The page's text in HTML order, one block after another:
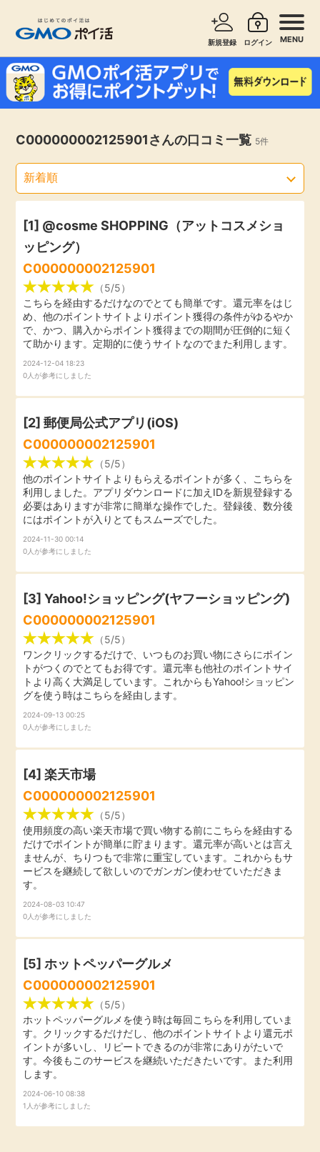
新規登録 ログイン MENU
お知らせ
新着
高還元
無料
即日還元
アンケート
ゲーム
買い物
モニター
ポイ活お得情報
カード比較
毎日ゲット
特集一覧
ヘルプセンター
サービスで探す ショッピングで探す
旅行・レンタカー
エンタメ
クレジットカード
暮らし
引っ越し
買取・査定
学び
進学・教育
美容・健康
月額有料サービス
銀行・金融・投資
家計の固定費
C000000002125901さんの口コミ一覧 5件
[1] @cosme SHOPPING（アットコスメショ
ッピング）
C000000002125901
（5/5）
こちらを経由するだけなのでとても簡単です。還元率をはじ
め、他のポイントサイトよりポイント獲得の条件がゆるやか
で、かつ、購入からポイント獲得までの期間が圧倒的に短く
て助かります。定期的に使うサイトなのでまた利用します。
2024-12-04 18:23
0人が参考にしました
[2] 郵便局公式アプリ(iOS)
C000000002125901
（5/5）
他のポイントサイトよりもらえるポイントが多く、こちらを
利用しました。アプリダウンロードに加えIDを新規登録する
必要はありますが非常に簡単な操作でした。登録後、数分後
にはポイントが入りとてもスムーズでした。
2024-11-30 00:14
0人が参考にしました
[3]Yahoo!ショッピング(ヤフーショッピング)
C000000002125901
（5/5）
ワンクリックするだけで、いつものお買い物にさらにポイン
トがつくのでとてもお得です。還元率も他社のポイントサイ
トより高く大満足しています。これからもYahoo!ショッピン
グを使う時はこちらを経由します。
2024-09-13 00:25
0人が参考にしました
[4]楽天市場
C000000002125901
（5/5）
使用頻度の高い楽天市場で買い物する前にこちらを経由する
だけでポイントが簡単に貯まります。還元率が高いとは言え
ませんが、ちりつもで非常に重宝しています。これからもサ
ービスを継続して欲しいのでガンガン使わせていただきま
す。
2024-08-03 10:47
0人が参考にしました
[5]ホットペッパーグルメ
C000000002125901
（5/5）
ホットペッパーグルメを使う時は毎回こちらを利用していま
す。クリックするだけだし、他のポイントサイトより還元ポ
イントが多いし、リピートできるのが非常にありがたいで
す。今後もこのサービスを継続いただきたいです。また利用
します。
2024-06-10 08:38
1人が参考にしました